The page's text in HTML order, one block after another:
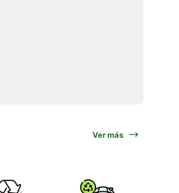
Ver más